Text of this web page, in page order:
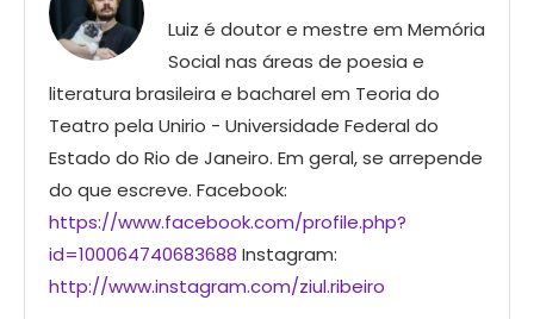
Luiz é doutor e mestre em Memória
Social nas áreas de poesia e
literatura brasileira e bacharel em Teoria do
Teatro pela Unirio - Universidade Federal do
Estado do Rio de Janeiro. Em geral, se arrepende
do que escreve. Facebook:
https://www.facebook.com/profile.php?
id=100064740683688 Instagram:
http://www.instagram.com/ziul.ribeiro